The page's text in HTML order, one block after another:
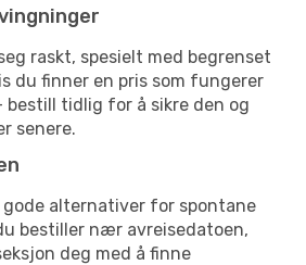
raskt, spesielt med begrenset
du finner en pris som fungerer
bestill tidlig for å sikre den og
senere.
gode alternativer for spontane
bestiller nær avreisedatoen,
deg med å finne